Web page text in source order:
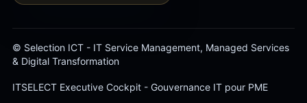
© Selection ICT - IT Service Management, Managed Services
& Digital Transformation
ITSELECT Executive Cockpit - Gouvernance IT pour PME